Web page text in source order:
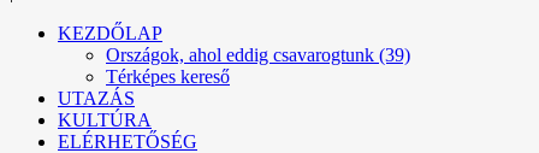
KEZDŐLAP
Országok, ahol eddig csavarogtunk (39)
Térképes kereső
UTAZÁS
KULTÚRA
ELÉRHETŐSÉG